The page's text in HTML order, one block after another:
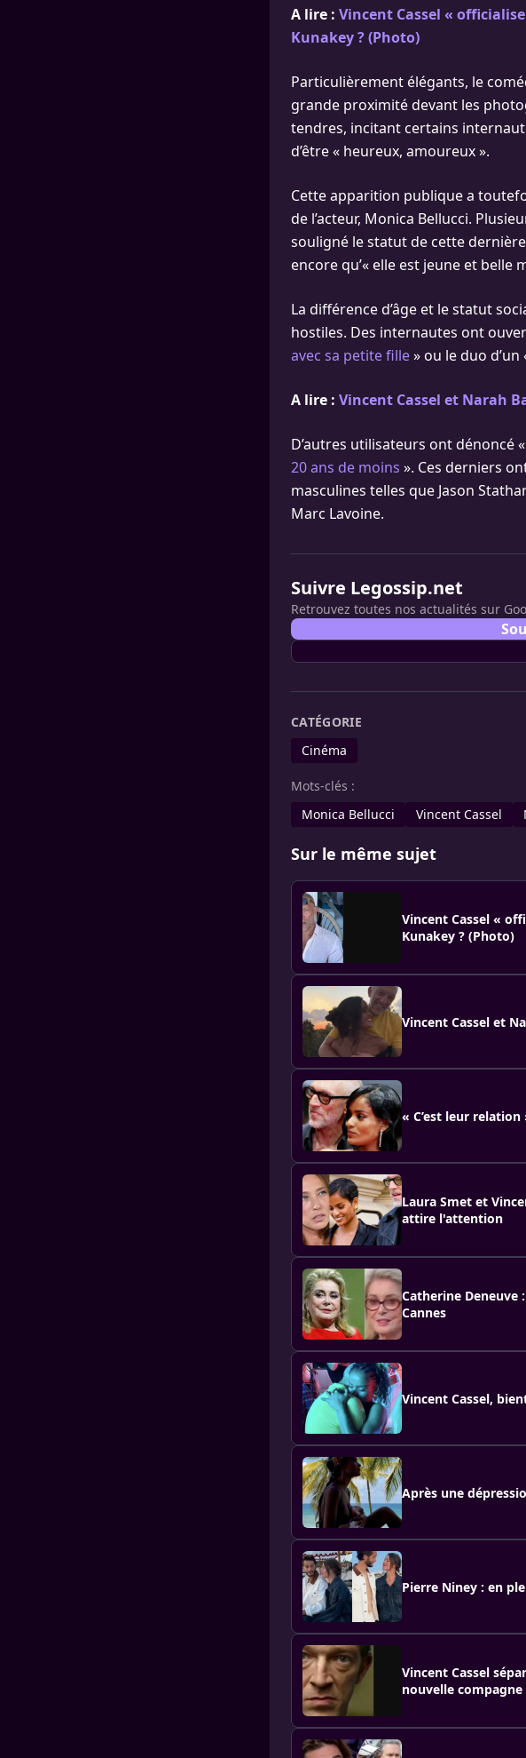
A lire : Vincent Cassel «
Kunakey ? (Photo)
Particulièrement élégants, le
grande proximité devant les
tendres, incitant certains
d’être « heureux, amoureux ».
Cette apparition publique a
de l’acteur, Monica Bellucci.
souligné le statut de cette
encore qu’« elle est jeune et belle
La différence d’âge et le statut
hostiles. Des internautes ont
avec sa petite fille» ou le duo
A lire : Vincent Cassel et Narah
D’autres utilisateurs ont dénoncé
20 ans de moins ». Ces derniers
masculines telles que Jason
Marc Lavoine.
Suivre Legossip.net
Retrouvez toutes nos actualités sur
CATÉGORIE
Cinéma
Mots-clés :
Monica Bellucci
Vincent Cassel
Sur le même sujet
Vincent Cassel «
Kunakey ? (Photo)
Vincent Cassel et
« C’est leur
Laura Smet et
attire l'attention
Catherine Deneuve
Cannes
Vincent Cassel,
Après une
Pierre Niney : en
Vincent Cassel
nouvelle compagne